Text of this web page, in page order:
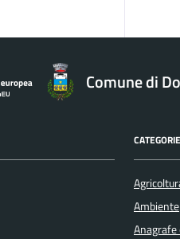
Comune di
Ambiente